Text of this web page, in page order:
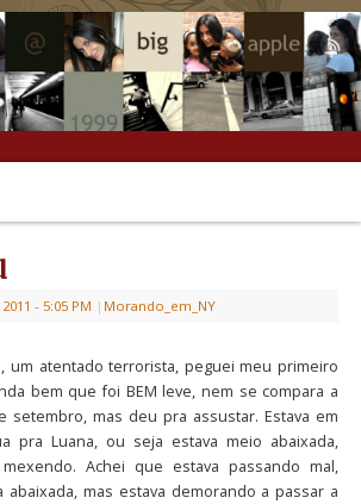
- 5:05 PM | Morando_em_NY
um atentado terrorista, peguei meu primeiro
bem que foi BEM leve, nem se compara a
setembro, mas deu pra assustar. Estava em
pra Luana, ou seja estava meio abaixada,
Achei que estava passando mal,
abaixada, mas estava demorando a passar a